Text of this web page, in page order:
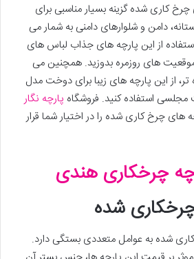
چرخ کاری شده گزینه بسیار مناسبی برای
دامن و شلوارهای دامنی به شمار می
از این پارچه های جذاب لباس های
های روزمره بدوزید. همچنین می
تر، از این پارچه های زیبا برای دوخت مدل
استفاده کنید. فروشگاه پارچه نگار
های چرخ کاری شده را در اختیار شما قرار
چرخکاری هندی
شده
شده به عوامل متعددی بستگی دارد.